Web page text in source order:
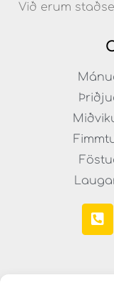
Við erum